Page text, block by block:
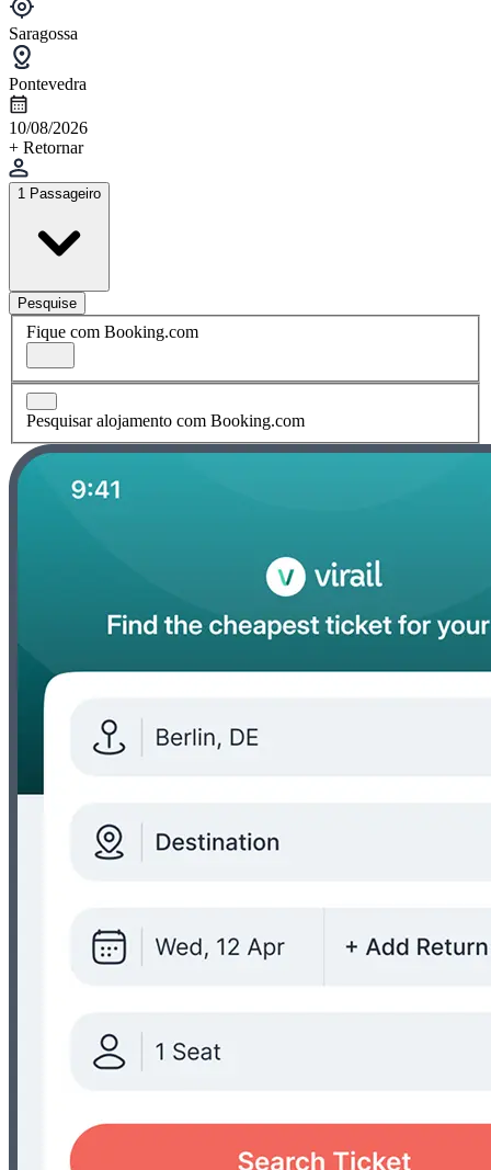
Saragossa
Pontevedra
10/08/2026
+ Retornar
1 Passageiro
Pesquise
Fique com Booking.com
Pesquisar alojamento com Booking.com